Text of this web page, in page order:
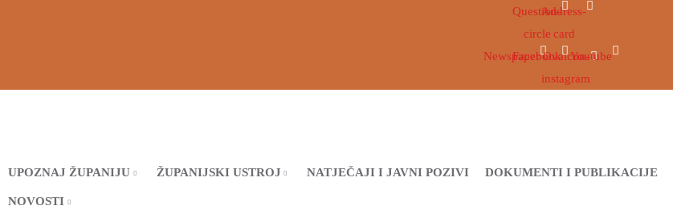
Question-
circle
Address-
card
Newspaper
FacebookOvaicon-
instagram
Youtube
UPOZNAJ ŽUPANIJU ŽUPANIJSKI USTROJ NATJEČAJI I JAVNI POZIVI DOKUMENTI I PUBLIKACIJE
NOVOSTI